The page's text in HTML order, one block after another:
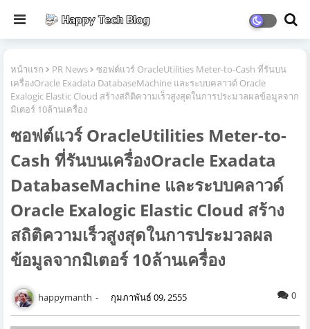
หน้าแรก PR News
ซอฟต์แวร์ OracleUtilities Meter-to-Cash ที่รันบน
เครื่องOracle Exadata DatabaseMachine และระบบคลาวด์ Oracle
Exalogic Elastic Cloud สร้างสถิติความเร็วสูงสุดในการประมวลผลข้อมูลจาก
มิเตอร์ 10ล้านเครื่อง
ซอฟต์แวร์ OracleUtilities Meter-to-
Cash ที่รันบนเครื่องOracle Exadata
DatabaseMachine และระบบคลาวด์
Oracle Exalogic Elastic Cloud สร้าง
สถิติความเร็วสูงสุดในการประมวลผล
ข้อมูลจากมิเตอร์ 10ล้านเครื่อง
happymanth กุมภาพันธ์ 09, 2555 0